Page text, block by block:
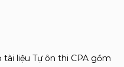
liệu Tự ôn thi CPA gồm